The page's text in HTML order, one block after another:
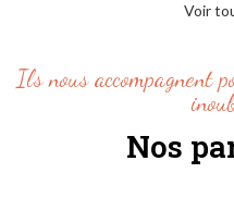
Voir
Ils nous accompagnent
Nos